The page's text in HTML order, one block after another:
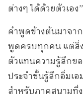
ต่างๆ ได้ด้วยตัวเอง
คำพูดข้างต้นมาจา
พูดครบทุกคน แต่สิ่
ตัวแทนความรู้สึกข
ประจำชั้นรู้สึกอิ่มเ